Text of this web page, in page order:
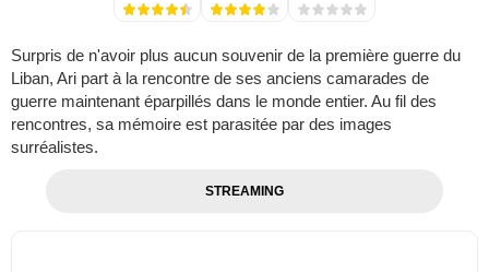
Surpris de n'avoir plus aucun souvenir de la première guerre du
Liban, Ari part à la rencontre de ses anciens camarades de
guerre maintenant éparpillés dans le monde entier. Au fil des
rencontres, sa mémoire est parasitée par des images
surréalistes.
STREAMING